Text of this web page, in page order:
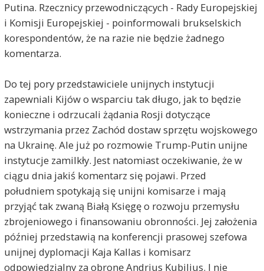
Putina. Rzecznicy przewodniczących - Rady Europejskiej
i Komisji Europejskiej - poinformowali brukselskich
korespondentów, że na razie nie będzie żadnego
komentarza.
Do tej pory przedstawiciele unijnych instytucji
zapewniali Kijów o wsparciu tak długo, jak to będzie
konieczne i odrzucali żądania Rosji dotyczące
wstrzymania przez Zachód dostaw sprzętu wojskowego
na Ukrainę. Ale już po rozmowie Trump-Putin unijne
instytucje zamilkły. Jest natomiast oczekiwanie, że w
ciągu dnia jakiś komentarz się pojawi. Przed
południem spotykają się unijni komisarze i mają
przyjąć tak zwaną Białą Księgę o rozwoju przemysłu
zbrojeniowego i finansowaniu obronności. Jej założenia
później przedstawią na konferencji prasowej szefowa
unijnej dyplomacji Kaja Kallas i komisarz
odpowiedzialny za obronę Andrius Kubilius. I nie